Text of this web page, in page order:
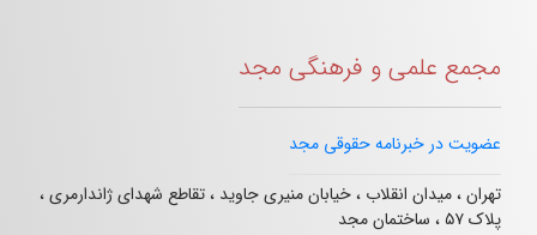
مجمع علمی و فرهنگی مجد
عضویت در خبرنامه حقوقی مجد
تهران ، میدان انقلاب ، خیابان منیری جاوید ، تقاطع شهدای ژاندارمری ،
پلاک ۵۷ ، ساختمان مجد